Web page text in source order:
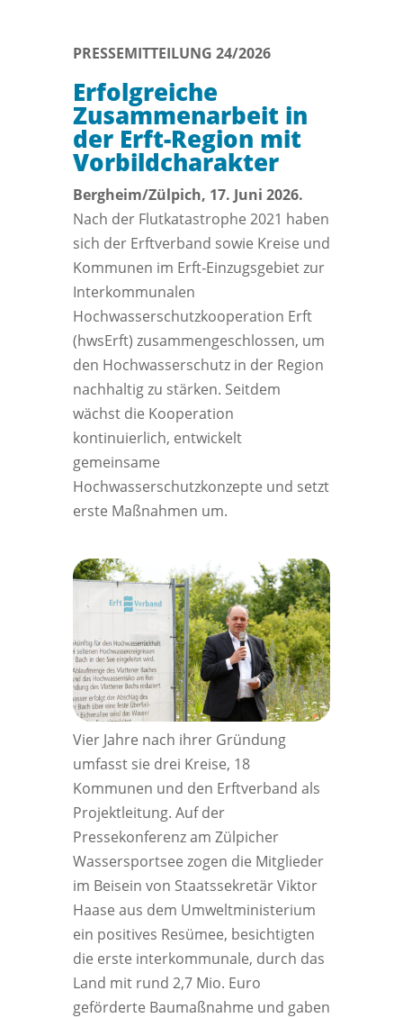
PRESSEMITTEILUNG 24/2026
Erfolgreiche
Zusammenarbeit in
der Erft-Region mit
Vorbildcharakter
Bergheim/Zülpich, 17. Juni 2026.
Nach der Flutkatastrophe 2021 haben
sich der Erftverband sowie Kreise und
Kommunen im Erft‑Einzugsgebiet zur
Interkommunalen
Hochwasserschutzkooperation Erft
(hwsErft) zusammengeschlossen, um
den Hochwasserschutz in der Region
nachhaltig zu stärken. Seitdem
wächst die Kooperation
kontinuierlich, entwickelt
gemeinsame
Hochwasserschutzkonzepte und setzt
erste Maßnahmen um.
Vier Jahre nach ihrer Gründung
umfasst sie drei Kreise, 18
Kommunen und den Erftverband als
Projektleitung. Auf der
Pressekonferenz am Zülpicher
Wassersportsee zogen die Mitglieder
im Beisein von Staatssekretär Viktor
Haase aus dem Umweltministerium
ein positives Resümee, besichtigten
die erste interkommunale, durch das
Land mit rund 2,7 Mio. Euro
geförderte Baumaßnahme und gaben